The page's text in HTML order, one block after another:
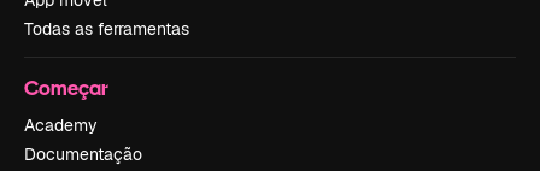
Todas as ferramentas
Começar
Academy
Documentação